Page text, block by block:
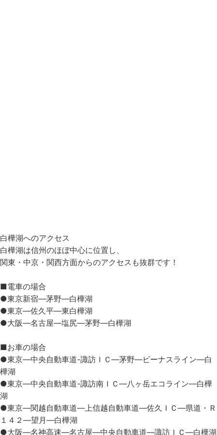
白樺湖へのアクセス
白樺湖は信州のほぼ中心に位置し、
関東・中京・関西方面からのアクセスも抜群です！
■電車の場合
●東京新宿―茅野―白樺湖
●東京―佐久平―東白樺湖
●大阪―名古屋―塩尻―茅野―白樺湖
■お車の場合
●東京―中央自動車道-諏訪ＩＣ―茅野―ビーナスライン―白
樺湖
●東京―中央自動車道-諏訪南ＩＣ―八ヶ岳エコライン―白樺
湖
●東京―関越自動車道―上信越自動車道―佐久ＩＣ―県道・Ｒ
１４２―望月―白樺湖
●大阪―名神高速―名古屋―中央自動車道―諏訪ＩＣ―白樺湖